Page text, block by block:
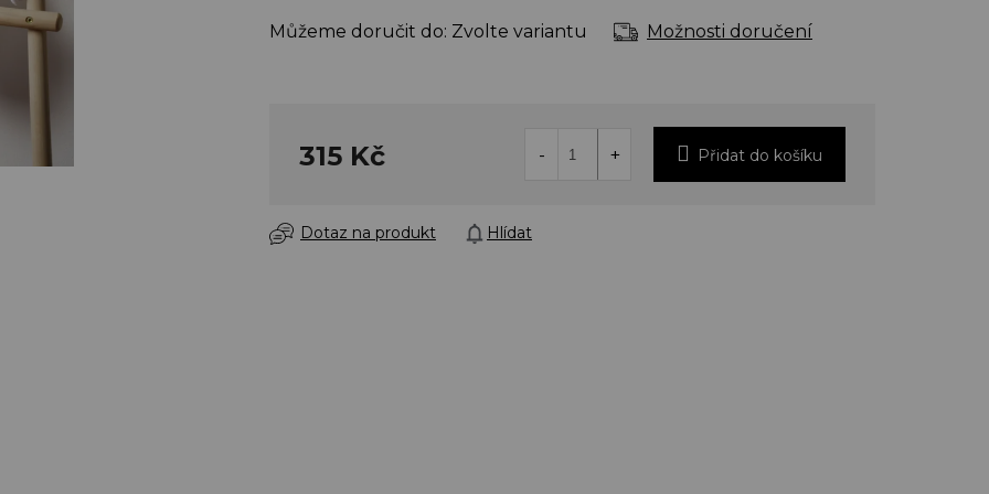
Můžeme doručit do: Zvolte variantu Možnosti doručení
315 Kč Přidat do košíku
Dotaz na produkt Hlídat